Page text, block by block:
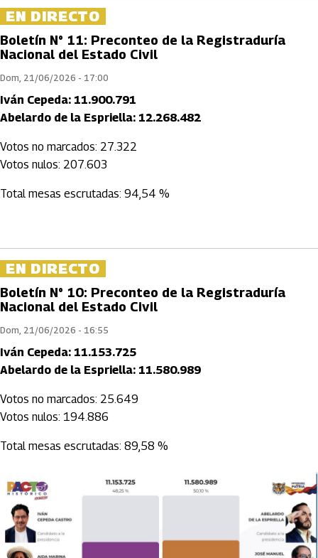
EN DIRECTO
Boletín N° 11: Preconteo de la Registraduría
Nacional del Estado Civil
Dom, 21/06/2026 - 17:00
Iván Cepeda: 11.900.791
Abelardo de la Espriella: 12.268.482
Votos no marcados: 27.322
Votos nulos: 207.603
Total mesas escrutadas: 94,54 %
EN DIRECTO
Boletín N° 10: Preconteo de la Registraduría
Nacional del Estado Civil
Dom, 21/06/2026 - 16:55
Iván Cepeda: 11.153.725
Abelardo de la Espriella: 11.580.989
Votos no marcados: 25.649
Votos nulos: 194.886
Total mesas escrutadas: 89,58 %